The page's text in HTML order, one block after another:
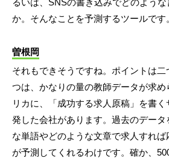
か。そんなことを予測するツールです
曽根岡
それもできそうですね。ポイントは
つは、かなりの量の教師データが求め
リカに、「成功する求人原稿」を書
発した会社があります。過去のデータ
な単語やどのような文章で求人すれ
が予測してくれるわけです。確か、